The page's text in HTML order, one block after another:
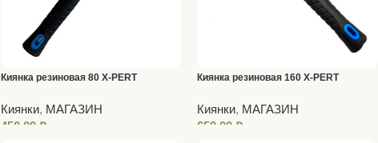
Киянка резиновая 80 X-PERT
Киянки, МАГАЗИН
450,00 ₽
Киянка резиновая 160 X-PERT
Киянки, МАГАЗИН
650,00 ₽